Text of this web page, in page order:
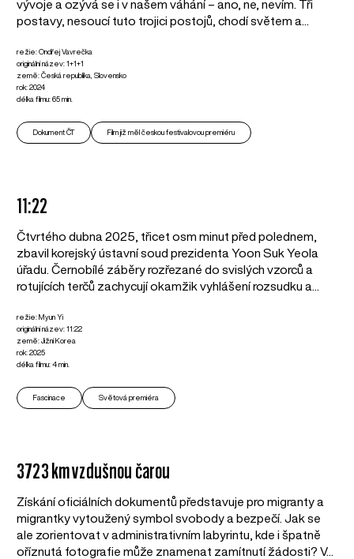
vývoje a ozývá se i v našem váhání – ano, ne, nevím. Tři
postavy, nesoucí tuto trojici postojů, chodí světem a...
režie: Ondřej Vavrečka
originální název: 1+1+1
země: Česká republika, Slovensko
rok: 2024
délka filmu: 65 min.
Dokument ČT Film již měl českou festivalovou premiéru
11:22
Čtvrtého dubna 2025, třicet osm minut před polednem,
zbavil korejský ústavní soud prezidenta Yoon Suk Yeola
úřadu. Černobílé záběry rozřezané do svislých vzorců a
rotujících terčů zachycují okamžik vyhlášení rozsudku a...
režie: Myun Yi
originální název: 11:22
země: Jižní Korea
rok: 2025
délka filmu: 4 min.
Fascinace Světová premiéra
3723 km vzdušnou čarou
Získání oficiálních dokumentů představuje pro migranty a
migrantky vytoužený symbol svobody a bezpečí. Jak se
ale zorientovat v administrativním labyrintu, kde i špatně
oříznutá fotografie může znamenat zamítnutí žádosti? V...